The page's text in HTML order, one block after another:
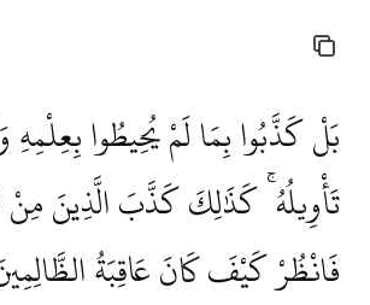
بَلْ كَذَّبُوا بِمَا لَمْ يُحِيطُوا بِعِلْمِهِ
تَأْوِيلُهُ ۚ كَذَٰلِكَ كَذَّبَ الَّذِينَ مِنْ
فَانْظُرْ كَيْفَ كَانَ عَاقِبَةُ